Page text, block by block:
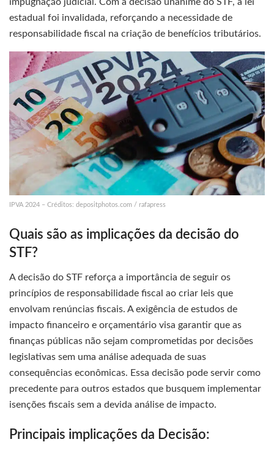
estadual foi invalidada, reforçando a necessidade de
responsabilidade fiscal na criação de benefícios tributários.
IPVA 2024 – Créditos: depositphotos.com / rafapress
Quais são as implicações da decisão do
STF?
A decisão do STF reforça a importância de seguir os
princípios de responsabilidade fiscal ao criar leis que
envolvam renúncias fiscais. A exigência de estudos de
impacto financeiro e orçamentário visa garantir que as
finanças públicas não sejam comprometidas por decisões
legislativas sem uma análise adequada de suas
consequências econômicas. Essa decisão pode servir como
precedente para outros estados que busquem implementar
isenções fiscais sem a devida análise de impacto.
Principais implicações da Decisão: